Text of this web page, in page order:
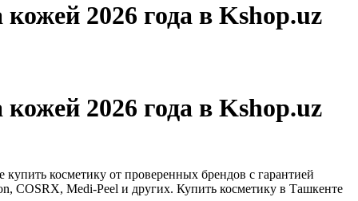
2026 года в Kshop.uz
2026 года в Kshop.uz
косметику от проверенных брендов с гарантией
COSRX, Medi-Peel и других. Купить косметику в Ташкенте